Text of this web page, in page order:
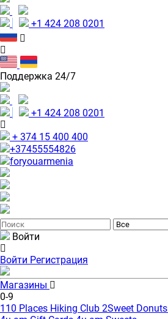
+1 424 208 0201
Поддержка 24/7
+1 424 208 0201
+ 374 15 400 400
+37455554826
foryouarmenia
Войти
Войти Регистрация
Магазины
0-9
110 Places Hiking Club 2Sweet Donuts